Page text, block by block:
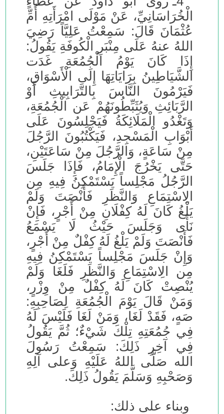
الْخُرَاسَانِيِّ، عَنْ مَوْلَى امْرَأَتِهِ أُمِّ
عُثْمَانَ قَالَ: سَمِعْتُ عَلِيَّاً رَضِيَ
اللهُ عنهُ عَلَى مِنْبَرِ الْكُوفَةِ يَقُولُ:
إِذَا كَانَ يَوْمُ الْجُمُعَةِ غَدَت
الشَّيَاطِينُ بِرَايَاتِهَا إِلَى الْأَسْوَاقِ،
فَيَرْمُونَ النَّاسَ بِالتَّرَابِيثِ أَوْ
الرَّبَائِثِ وَيُثَبِّطُونَهُمْ عَن الْجُمُعَةِ،
وَتَغْدُو الْمَلَائِكَةُ فَيَجْلِسُونَ عَلَى
أَبْوَابِ الْمَسْجِدِ، فَيَكْتُبُونَ الرَّجُلَ
مِنْ سَاعَةٍ، وَالرَّجُلَ مِنْ سَاعَتَيْنِ،
حَتَّى يَخْرُجَ الْإِمَامُ، فَإِذَا جَلَسَ
الرَّجُلُ مَجْلِساً يَسْتَمْكِنُ فِيهِ مِن
الِاسْتِمَاعِ وَالنَّظَرِ فَأَنْصَتَ وَلَمْ
يَلْغُ كَانَ لَهُ كِفْلَانِ مِنْ أَجْرٍ، فَإِنْ
نَأَى وَجَلَسَ حَيْثُ لَا يَسْمَعُ
فَأَنْصَتَ وَلَمْ يَلْغُ لَهُ كِفْلٌ مِنْ أَجْرٍ،
وَإِنْ جَلَسَ مَجْلِساً يَسْتَمْكِنُ فِيهِ
مِن الِاسْتِمَاعِ وَالنَّظَرِ فَلَغَا وَلَمْ
يُنْصِتْ كَانَ لَهُ كِفْلٌ مِنْ وِزْرٍ،
وَمَنْ قَالَ يَوْمَ الْجُمُعَةِ لِصَاحِبِهِ:
صَهٍ، فَقَدْ لَغَا، وَمَنْ لَغَا فَلَيْسَ لَهُ
فِي جُمُعَتِهِ تِلْكَ شَيْءٌ؛ ثُمَّ يَقُولُ
فِي آخِرِ ذَلِكَ: سَمِعْتُ رَسُولَ
الله صَلَّى اللهُ عَلَيْهِ وَعلى آلِهِ
وَصَحْبِهِ وَسَلَّمَ يَقُولُ ذَلِكَ.
وبناء على ذلك: